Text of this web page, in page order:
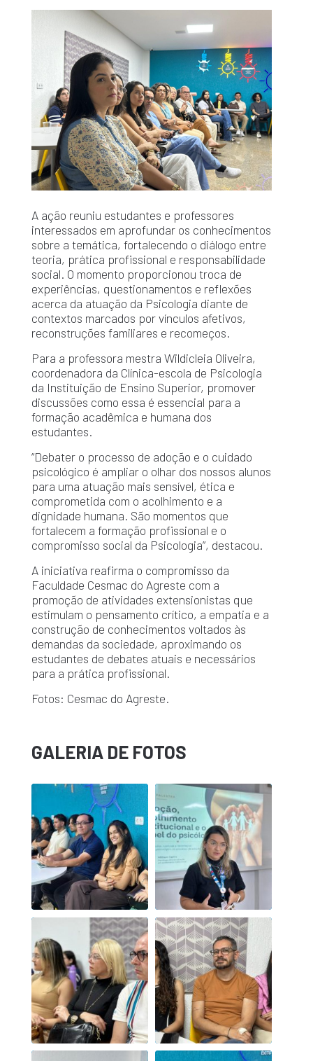
A ação reuniu estudantes e professores
interessados em aprofundar os conhecimentos
sobre a temática, fortalecendo o diálogo entre
teoria, prática profissional e responsabilidade
social. O momento proporcionou troca de
experiências, questionamentos e reflexões
acerca da atuação da Psicologia diante de
contextos marcados por vínculos afetivos,
reconstruções familiares e recomeços.
Para a professora mestra Wildicleia Oliveira,
coordenadora da Clínica-escola de Psicologia
da Instituição de Ensino Superior, promover
discussões como essa é essencial para a
formação acadêmica e humana dos
estudantes.
“Debater o processo de adoção e o cuidado
psicológico é ampliar o olhar dos nossos alunos
para uma atuação mais sensível, ética e
comprometida com o acolhimento e a
dignidade humana. São momentos que
fortalecem a formação profissional e o
compromisso social da Psicologia”, destacou.
A iniciativa reafirma o compromisso da
Faculdade Cesmac do Agreste com a
promoção de atividades extensionistas que
estimulam o pensamento crítico, a empatia e a
construção de conhecimentos voltados às
demandas da sociedade, aproximando os
estudantes de debates atuais e necessários
para a prática profissional.
Fotos: Cesmac do Agreste.
GALERIA DE FOTOS